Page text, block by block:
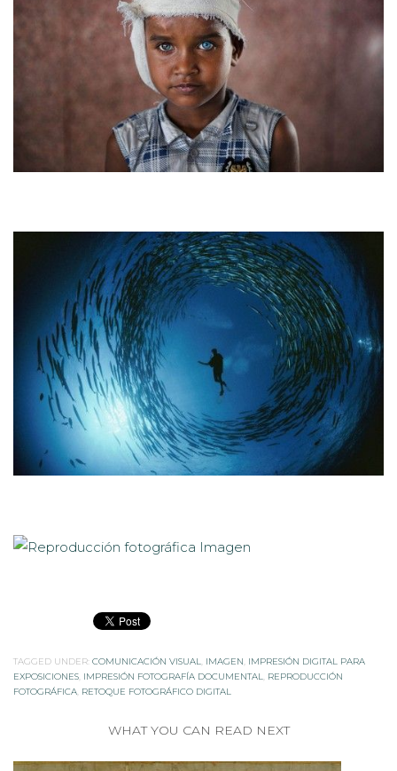
TAGGED UNDER: COMUNICACIÓN VISUAL IMAGEN IMPRESIÓN DIGITAL PARA
EXPOSICIONES IMPRESIÓN FOTOGRAFÍA DOCUMENTAL REPRODUCCIÓN
FOTOGRÁFICA RETOQUE FOTOGRÁFICO DIGITAL
WHAT YOU CAN READ NEXT